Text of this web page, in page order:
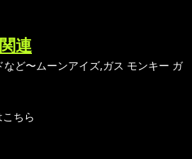
連
ど〜ムーンアイズ,ガス モンキー ガ
ちら